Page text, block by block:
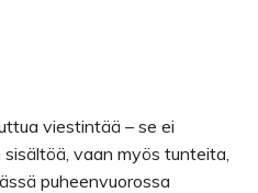
viestintää – se ei
vaan myös tunteita,
puheenvuorossa